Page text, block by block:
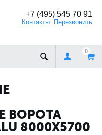
+7 (495) 545 70 91
Контакты Перезвонить
0
ВОРОТА
8000X5700